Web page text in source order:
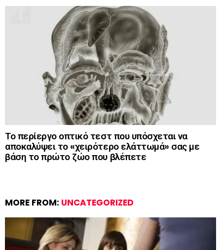
Το περίεργο οπτικό τεστ που υπόσχεται να
αποκαλύψει το «χειρότερο ελάττωμά» σας με
βάση το πρώτο ζώο που βλέπετε
MORE FROM: UNCATEGORIZED